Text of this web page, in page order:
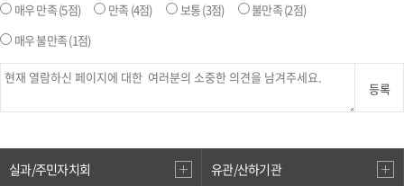
매우 만족(5점) 만족 (4점) 보통(3점) 불만족(2점)
매우 불만족(1점)
등록
실과/주민자치회 유관/산하기관